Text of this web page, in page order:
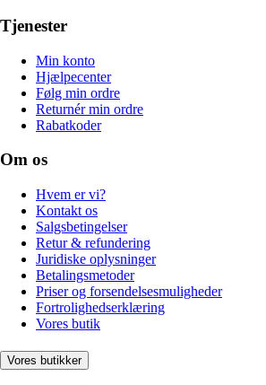
Tjenester
Min konto
Hjælpecenter
Følg min ordre
Returnér min ordre
Rabatkoder
Om os
Hvem er vi?
Kontakt os
Salgsbetingelser
Retur & refundering
Juridiske oplysninger
Betalingsmetoder
Priser og forsendelsesmuligheder
Fortrolighedserklæring
Vores butik
Vores butikker